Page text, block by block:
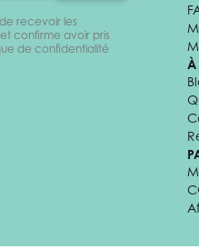
recevoir les
confirme avoir pris
de confidentialité
À